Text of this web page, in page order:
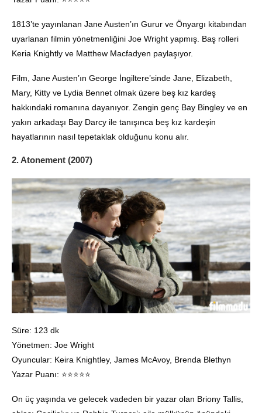
1813’te yayınlanan Jane Austen’ın Gurur ve Önyargı kitabından
uyarlanan filmin yönetmenliğini Joe Wright yapmış. Baş rolleri
Keria Knightly ve Matthew Macfadyen paylaşıyor.
Film, Jane Austen’ın George İngiltere’sinde Jane, Elizabeth,
Mary, Kitty ve Lydia Bennet olmak üzere beş kız kardeş
hakkındaki romanına dayanıyor. Zengin genç Bay Bingley ve en
yakın arkadaşı Bay Darcy ile tanışınca beş kız kardeşin
hayatlarının nasıl tepetaklak olduğunu konu alır.
2. Atonement (2007)
Süre: 123 dk
Yönetmen: Joe Wright
Oyuncular: Keira Knightley, James McAvoy, Brenda Blethyn
Yazar Puanı: ⭐️⭐️⭐️⭐️⭐️
On üç yaşında ve gelecek vadeden bir yazar olan Briony Tallis,